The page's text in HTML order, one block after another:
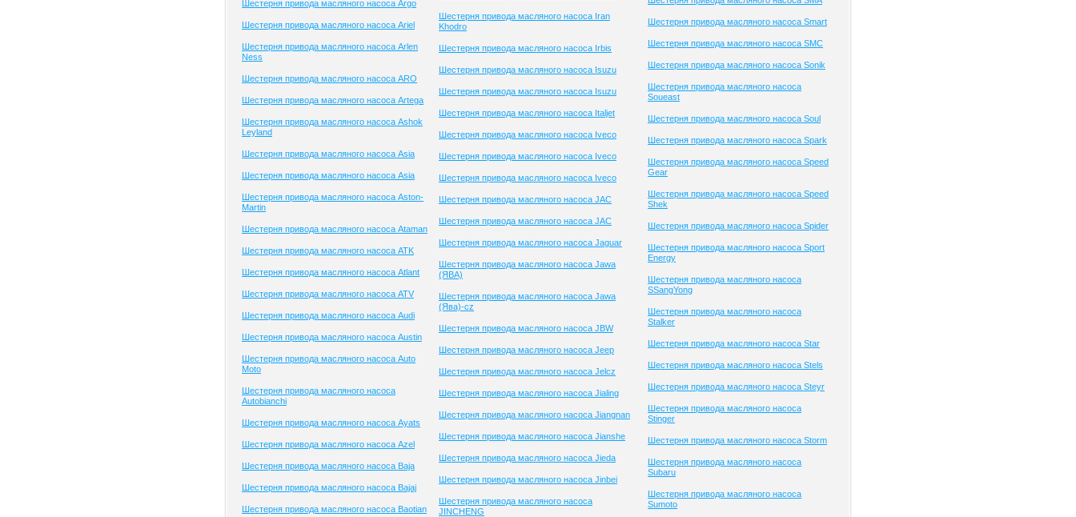
Шестерня привода масляного насоса Argo
Шестерня привода масляного насоса Ariel
Шестерня привода масляного насоса Arlen
Ness
Шестерня привода масляного насоса ARO
Шестерня привода масляного насоса Artega
Шестерня привода масляного насоса Ashok
Leyland
Шестерня привода масляного насоса Asia
Шестерня привода масляного насоса Asia
Шестерня привода масляного насоса Aston-
Martin
Шестерня привода масляного насоса Ataman
Шестерня привода масляного насоса ATK
Шестерня привода масляного насоса Atlant
Шестерня привода масляного насоса ATV
Шестерня привода масляного насоса Audi
Шестерня привода масляного насоса Austin
Шестерня привода масляного насоса Auto
Moto
Шестерня привода масляного насоса
Autobianchi
Шестерня привода масляного насоса Ayats
Шестерня привода масляного насоса Azel
Шестерня привода масляного насоса Baja
Шестерня привода масляного насоса Bajaj
Шестерня привода масляного насоса Baotian
Шестерня привода масляного насоса Iran
Khodro
Шестерня привода масляного насоса Irbis
Шестерня привода масляного насоса Isuzu
Шестерня привода масляного насоса Isuzu
Шестерня привода масляного насоса Italjet
Шестерня привода масляного насоса Iveco
Шестерня привода масляного насоса Iveco
Шестерня привода масляного насоса Iveco
Шестерня привода масляного насоса JAC
Шестерня привода масляного насоса JAC
Шестерня привода масляного насоса Jaguar
Шестерня привода масляного насоса Jawa
(ЯВА)
Шестерня привода масляного насоса Jawa
(Ява)-cz
Шестерня привода масляного насоса JBW
Шестерня привода масляного насоса Jeep
Шестерня привода масляного насоса Jelcz
Шестерня привода масляного насоса Jialing
Шестерня привода масляного насоса Jiangnan
Шестерня привода масляного насоса Jianshe
Шестерня привода масляного насоса Jieda
Шестерня привода масляного насоса Jinbei
Шестерня привода масляного насоса
JINCHENG
Шестерня привода масляного насоса Smart
Шестерня привода масляного насоса SMC
Шестерня привода масляного насоса Sonik
Шестерня привода масляного насоса
Soueast
Шестерня привода масляного насоса Soul
Шестерня привода масляного насоса Spark
Шестерня привода масляного насоса Speed
Gear
Шестерня привода масляного насоса Speed
Shek
Шестерня привода масляного насоса Spider
Шестерня привода масляного насоса Sport
Energy
Шестерня привода масляного насоса
SSangYong
Шестерня привода масляного насоса
Stalker
Шестерня привода масляного насоса Star
Шестерня привода масляного насоса Stels
Шестерня привода масляного насоса Steyr
Шестерня привода масляного насоса
Stinger
Шестерня привода масляного насоса Storm
Шестерня привода масляного насоса
Subaru
Шестерня привода масляного насоса
Sumoto